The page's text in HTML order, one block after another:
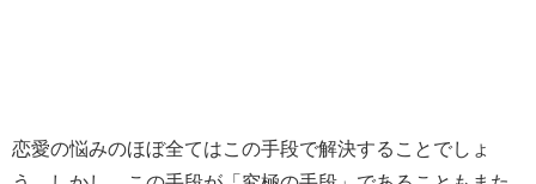
恋愛の悩みのほぼ全てはこの手段で解決することでしょ